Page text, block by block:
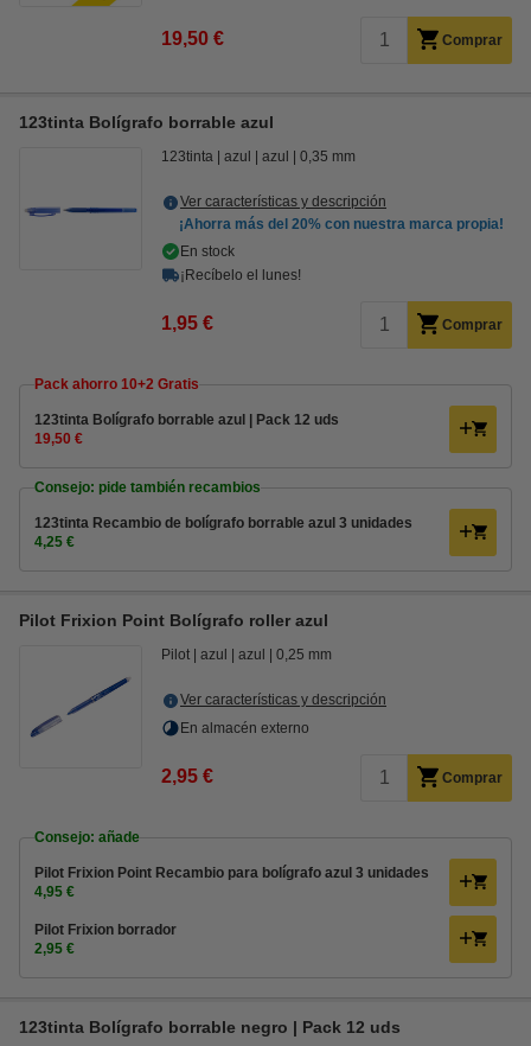
19,50 € Comprar
123tinta Bolígrafo borrable azul
123tinta azul azul 0,35 mm
Ver características y descripción
¡Ahorra más del 20% con nuestra marca propia!
En stock
¡Recíbelo el lunes!
1,95 € Comprar
Pack ahorro 10+2 Gratis
123tinta Bolígrafo borrable azul | Pack 12 uds
19,50 €
Consejo: pide también recambios
123tinta Recambio de bolígrafo borrable azul 3 unidades
4,25 €
Pilot Frixion Point Bolígrafo roller azul
Pilot azul azul 0,25 mm
Ver características y descripción
En almacén externo
2,95 € Comprar
Consejo: añade
Pilot Frixion Point Recambio para bolígrafo azul 3 unidades
4,95 €
Pilot Frixion borrador
2,95 €
123tinta Bolígrafo borrable negro | Pack 12 uds